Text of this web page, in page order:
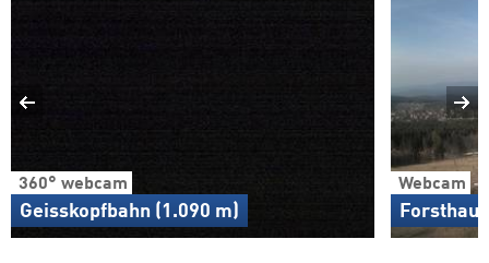
360° webcam
Geisskopfbahn (1.090 m)
Webcam